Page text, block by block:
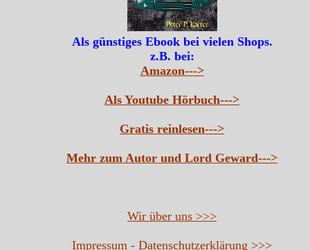
Als günstiges Ebook bei vielen Shops.
z.B. bei:
Amazon--->
Als Youtube Hörbuch--->
Gratis reinlesen--->
Mehr zum Autor und Lord Geward--->
Wir über uns >>>
Impressum - Datenschutzerklärung >>>